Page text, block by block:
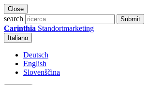
Close
search Submit
Carinthia Standortmarketing
Italiano
Deutsch
English
Slovenščina